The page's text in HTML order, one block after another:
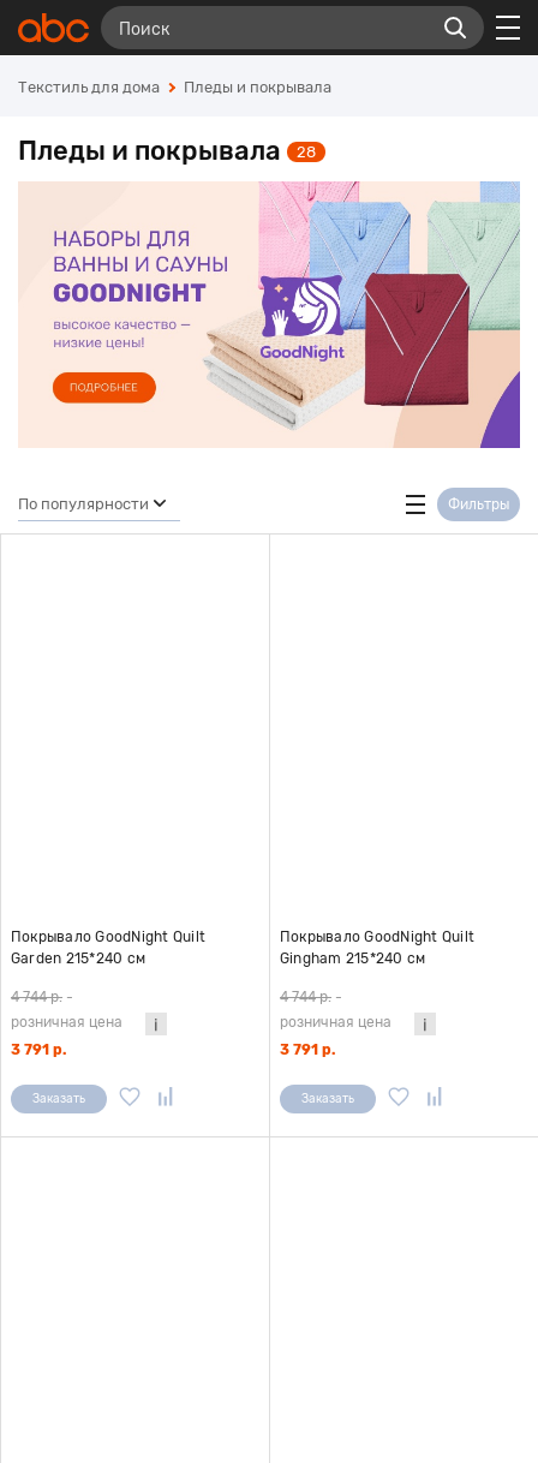
Текстиль для дома Пледы и покрывала
Пледы и покрывала 28
По популярности Фильтры
Покрывало GoodNight Quilt
Garden 215*240 см
4 744 р. -
розничная цена
3 791 р.
Заказать
Покрывало GoodNight Quilt
Gingham 215*240 см
4 744 р. -
розничная цена
3 791 р.
Заказать